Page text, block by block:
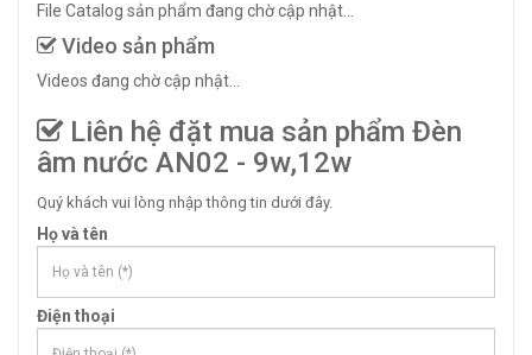
File Catalog sản phẩm đang chờ cập nhật...
Video sản phẩm
Videos đang chờ cập nhật...
Liên hệ đặt mua sản phẩm Đèn
âm nước AN02 - 9w,12w
Quý khách vui lòng nhập thông tin dưới đây.
Họ và tên
Điện thoại